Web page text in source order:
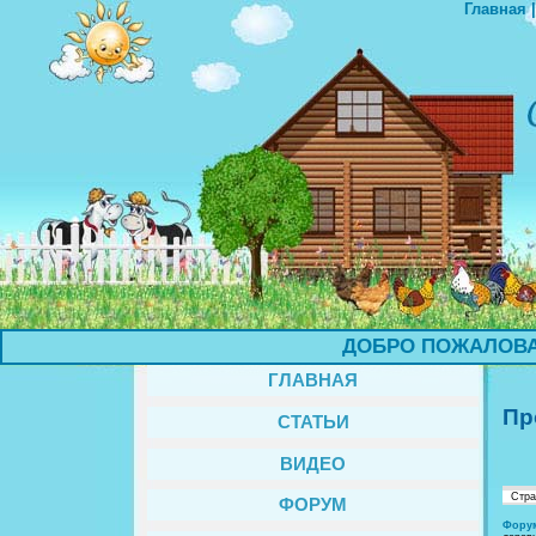
Главная
ДОБРО ПОЖАЛОВАТЬ
ГЛАВНАЯ
СТАТЬИ
ВИДЕО
ФОРУМ